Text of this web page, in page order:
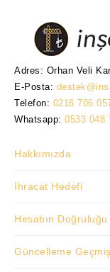
Adres: Orhan Veli
E-Posta:
Telefon: 0216 706
Whatsapp: 0533 048
Hakkımızda
İhracat Hedefi
Hesabın Doğruluğu
Güncelleme